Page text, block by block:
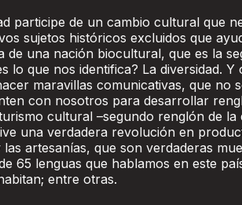
participe de un cambio cultural que
sujetos históricos excluidos que
de una nación biocultural, que es la
lo que nos identifica? La diversidad. Y
maravillas comunicativas, que no
con nosotros para desarrollar
cultural –segundo renglón de la
una verdadera revolución en
artesanías, que son verdaderas
65 lenguas que hablamos en este
entre otras.